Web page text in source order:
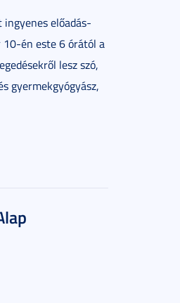
ingyenes előadás-
10-én este 6 órától a
lesz szó,
gyermekgyógyász,